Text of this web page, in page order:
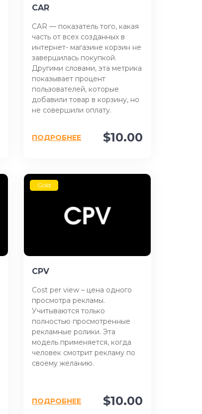
CAR
CAR — показатель того, какая
часть от всех созданных в
интернет- магазине корзин не
завершилась покупкой.
Другими словами, эта метрика
показывает процент
пользователей, которые
добавили товар в корзину, но
не совершили оплату.
$10.00
ПОДРОБНЕЕ
Gold
CPV
Cost per view – цена одного
просмотра рекламы.
Учитываются только
полностью просмотренные
рекламные ролики. Эта
модель применяется, когда
человек смотрит рекламу по
своему желанию.
$10.00
ПОДРОБНЕЕ